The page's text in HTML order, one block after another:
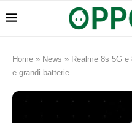
Home » News » Realme 8s 5G
e grandi batterie